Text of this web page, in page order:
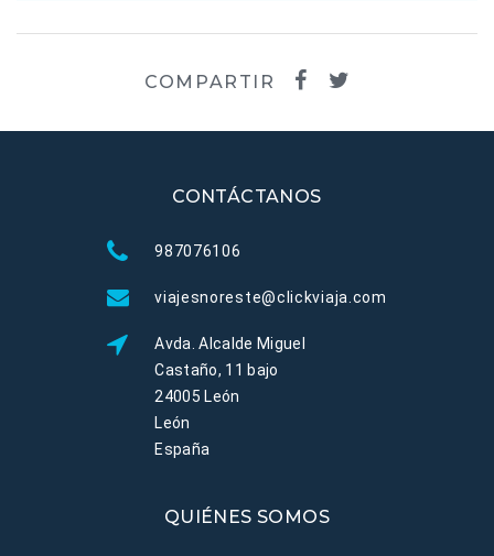
COMPARTIR
CONTÁCTANOS
987076106
viajesnoreste@clickviaja.com
Avda. Alcalde Miguel
Castaño, 11 bajo
24005 León
León
España
QUIÉNES SOMOS